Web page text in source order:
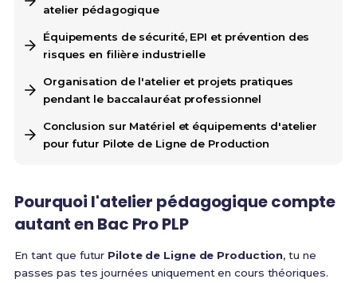
atelier pédagogique
Équipements de sécurité, EPI et prévention des
risques en filière industrielle
Organisation de l'atelier et projets pratiques
pendant le baccalauréat professionnel
Conclusion sur Matériel et équipements d'atelier
pour futur Pilote de Ligne de Production
Pourquoi l'atelier pédagogique compte
autant en Bac Pro PLP
En tant que futur Pilote de Ligne de Production, tu ne
passes pas tes journées uniquement en cours théoriques.